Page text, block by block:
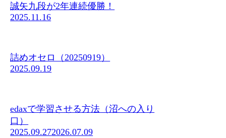
誠矢九段が2年連続優勝！
2025.11.16
詰めオセロ（20250919）
2025.09.19
edaxで学習させる方法（沼への入り
口）
2025.09.272026.07.09